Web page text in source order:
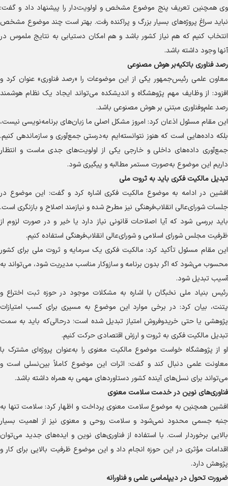
وی همچنین تعریف پنج موضوع مشخص و اولویت‌دار را پیشنهاد داد و گفت:
نباید سراغ پروژه‌های بسیار بزرگ و پراکنده رفت. بهتر است چند موضوع مشخص
انتخاب کنیم که هم نیاز کشور باشد و هم امکان دستیابی به نتایج ملموس در
آنها وجود داشته باشد.
رصد فناوری باتکیه‌بر هوش مصنوعی
معاون علمی رئیس‌جمهور یکی از این موضوعات را «رصد فناوری» عنوان کرد و
افزود: از وظایف مهم پژوهشگاه و اندیشکده می‌تواند ایجاد یک نظام هوشمند
رصد علم‌وفناوری مبتنی بر هوش مصنوعی باشد.
این مقام مسئول اذعان کرد: امروز مشکل اصلی ما زبان‌های برنامه‌نویسی نیست،
بلکه داده‌هایی است که هنوز نتوانسته‌ایم به‌درستی جمع‌آوری و سازماندهی کنیم.
جمع‌آوری داده‌های داخلی و خارجی یکی از اولویت‌های جدی ماست و انتظار
داریم این موضوع به‌صورت مستمر مطالبه و پیگیری شود.
تبدیل مالکیت فکری باید به ثروت ملی
افشین در ادامه به موضوع مالکیت فکری اشاره کرد و گفت: این موضوع در
جلسات شورای‌عالی انقلاب‌فرهنگی نیز مطرح شده و نیازمند اصلاح و بازنگری است.
باید بررسی شود که آیا اصلاحات قانونی نیاز دارد یا خیر و در صورت لزوم از
ظرفیت مجلس شورای اسلامی و شورای‌عالی انقلاب‌فرهنگی استفاده کنیم.
این مقام مسئول تأکید کرد: مالکیت فکری یک سرمایه و ثروت ملی برای کشور
محسوب می‌شود که اگر بدون برنامه و سازوکار مناسب مدیریت شود، می‌تواند به
آسیب تبدیل شود.
رئیس بنیاد ملی نخبگان با اشاره به مشکلات موجود در حوزه ثبت اختراع و
پتنت، بیان کرد: در برخی موارد این موضوع به مسیری برای کسب امتیازات
پژوهشی یا حتی خریدوفروش امتیاز تبدیل شده است؛ درحالی‌که باید به سمت
تبدیل مالکیت فکری به ثروت و ارزش اقتصادی حرکت کنیم.
او از پژوهشگاه خواست موضوع مالکیت معنوی را به‌عنوان پروژه‌ای مشترک با
معاونت علمی دنبال کند و گفت: اثرات این موضوع کاملاً بین‌نسلی است و
می‌تواند برای نسل‌های آینده کشور دستاورد‌های مهمی به همراه داشته باشد.
فناوری‌های نوین در خدمت سلامت معنوی
افشین همچنین به موضوع سلامت معنوی پرداخت و اظهار کرد: سلامت تنها به
جنبه جسمی محدود نمی‌شود و سلامت روحی و معنوی نیز از اهمیت بسیار
بالایی برخوردار است. با استفاده از فناوری‌های نوین و ایده‌های جدید می‌توان
اقدامات مؤثری در این حوزه انجام داد و این موضوع ظرفیت بالایی برای کار و
پژوهش دارد.
ضرورت تحول در دیپلماسی علمی و فناورانه